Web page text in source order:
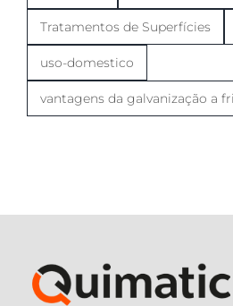
Tratamentos de Superfícies
uso-domestico
vantagens da galvanização a